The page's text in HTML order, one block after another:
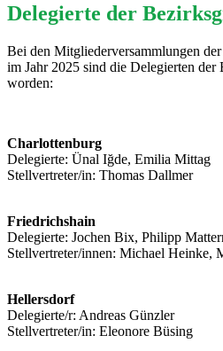
Delegierte der
Bei den Mitgliederversammlungen
im Jahr 2025 sind die Delegierten der
worden:
Charlottenburg
Delegierte: Ünal Iğde, Emilia Mittag
Stellvertreter/in: Thomas Dallmer
Friedrichshain
Delegierte: Jochen Bix, Philipp
Stellvertreter/innen: Michael Heinke,
Hellersdorf
Delegierte/r: Andreas Günzler
Stellvertreter/in: Eleonore Büsing